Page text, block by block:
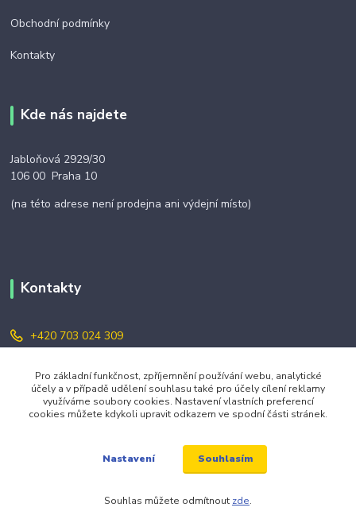
Obchodní podmínky
Kontakty
Kde nás najdete
Jabloňová 2929/30
106 00 Praha 10
(na této adrese není prodejna ani výdejní místo)
Kontakty
+420 703 024 309
objednavky@zavazuj.cz
Pro základní funkčnost, zpříjemnění používání webu, analytické
účely a v případě udělení souhlasu také pro účely cílení reklamy
využíváme soubory cookies. Nastavení vlastních preferencí
cookies můžete kdykoli upravit odkazem ve spodní části stránek.
Nastavení Souhlasím
Souhlas můžete odmítnout zde.